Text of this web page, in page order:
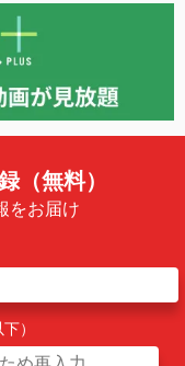
（無料）
をお届け
）